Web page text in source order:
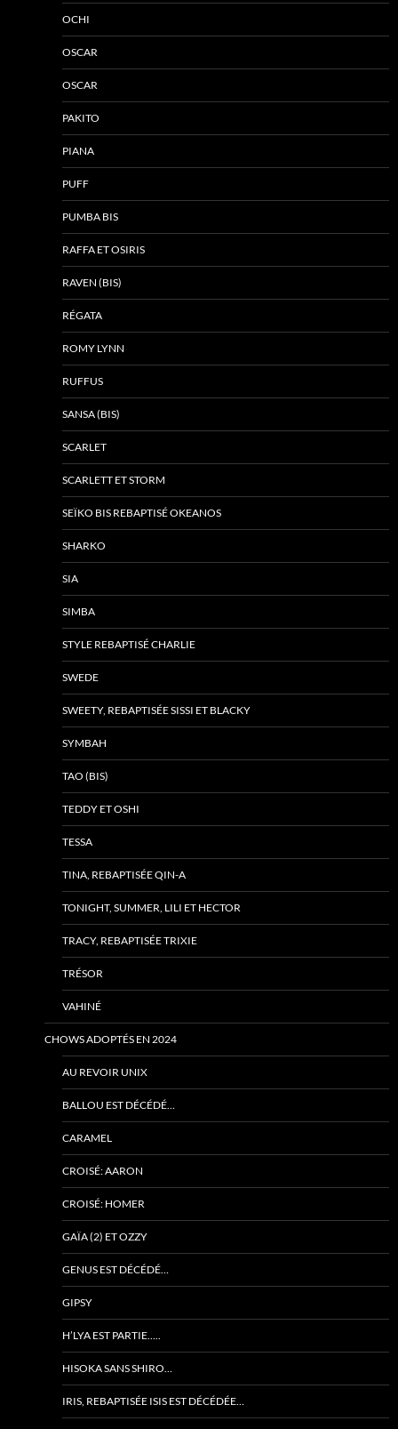
OCHI
OSCAR
OSCAR
PAKITO
PIANA
PUFF
PUMBA BIS
RAFFA ET OSIRIS
RAVEN (BIS)
RÉGATA
ROMY LYNN
RUFFUS
SANSA (BIS)
SCARLET
SCARLETT ET STORM
SEÏKO BIS REBAPTISÉ OKEANOS
SHARKO
SIA
SIMBA
STYLE REBAPTISÉ CHARLIE
SWEDE
SWEETY, REBAPTISÉE SISSI ET BLACKY
SYMBAH
TAO (BIS)
TEDDY ET OSHI
TESSA
TINA, REBAPTISÉE QIN-A
TONIGHT, SUMMER, LILI ET HECTOR
TRACY, REBAPTISÉE TRIXIE
TRÉSOR
VAHINÉ
CHOWS ADOPTÉS EN 2024
AU REVOIR UNIX
BALLOU EST DÉCÉDÉ…
CARAMEL
CROISÉ: AARON
CROISÉ: HOMER
GAÏA (2) ET OZZY
GENUS EST DÉCÉDÉ…
GIPSY
H’LYA EST PARTIE…..
HISOKA SANS SHIRO…
IRIS, REBAPTISÉE ISIS EST DÉCÉDÉE…